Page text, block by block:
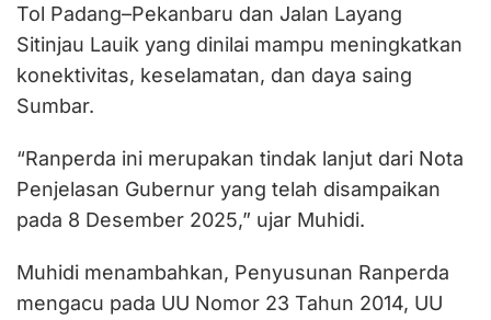
Tol Padang–Pekanbaru dan Jalan Layang
Sitinjau Lauik yang dinilai mampu meningkatkan
konektivitas, keselamatan, dan daya saing
Sumbar.
“Ranperda ini merupakan tindak lanjut dari Nota
Penjelasan Gubernur yang telah disampaikan
pada 8 Desember 2025,” ujar Muhidi.
Muhidi menambahkan, Penyusunan Ranperda
mengacu pada UU Nomor 23 Tahun 2014, UU